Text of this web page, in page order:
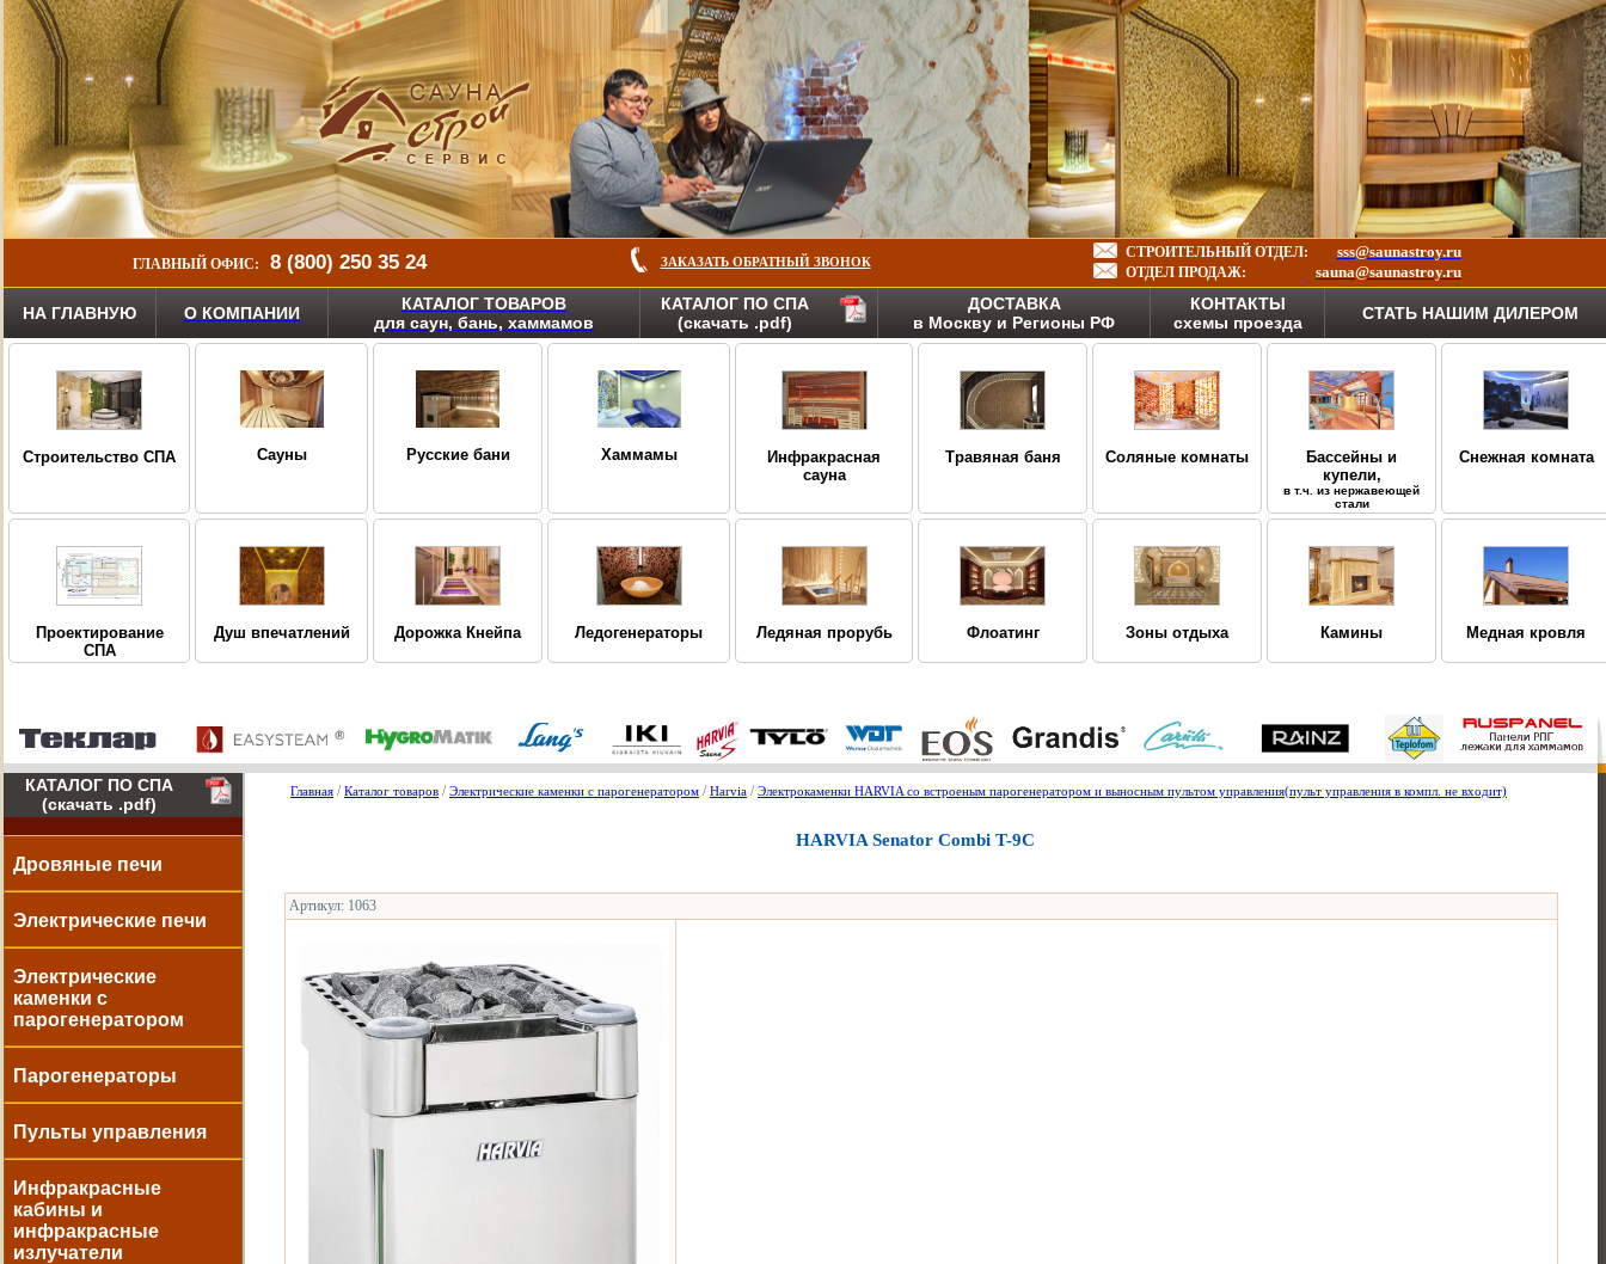
ГЛАВНЫЙ ОФИС: 8 (800) 250 35 24 ЗАКАЗАТЬ ОБРАТНЫЙ ЗВОНОК
СТРОИТЕЛЬНЫЙ ОТДЕЛ: sss@saunastroy.ru
ОТДЕЛ ПРОДАЖ: sauna@saunastroy.ru
НА ГЛАВНУЮ О КОМПАНИИ
КАТАЛОГ ТОВАРОВ
для саун, бань, хаммамов
КАТАЛОГ ПО СПА
(скачать .pdf)
ДОСТАВКА
в Москву и Регионы РФ
КОНТАКТЫ
схемы проезда
СТАТЬ НАШИМ ДИЛЕРОМ
Строительство СПА Сауны Русские бани Хаммамы
Инфракрасная
сауна
Травяная баня Соляные комнаты
Бассейны и
купели,
в т.ч. из нержавеющей
стали
Снежная комната
Проектирование
СПА
Душ впечатлений Дорожка Кнейпа Ледогенераторы Ледяная прорубь Флоатинг Зоны отдыха Камины Медная кровля
КАТАЛОГ ПО СПА
(скачать .pdf)
Дровяные печи
Электрические печи
Электрические
каменки с
парогенератором
Парогенераторы
Пульты управления
Инфракрасные
кабины и
инфракрасные
излучатели
Главная /Каталог товаров /Электрические каменки с парогенератором /Harvia /Электрокаменки НARVIA со встроеным парогенератором и выносным пультом управления(пульт управления в компл. не входит)
НARVIA Senator Combi T-9C
Артикул: 1063